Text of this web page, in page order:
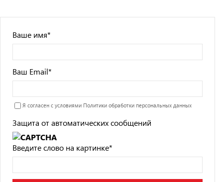
Ваше имя*
Ваш Email*
Я согласен с условиями Политики обработки персональных данных
Защита от автоматических сообщений
Введите слово на картинке*